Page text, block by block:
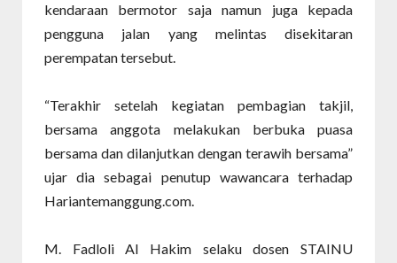
kendaraan bermotor saja namun juga kepada
pengguna jalan yang melintas disekitaran
perempatan tersebut.
“Terakhir setelah kegiatan pembagian takjil,
bersama anggota melakukan berbuka puasa
bersama dan dilanjutkan dengan terawih bersama”
ujar dia sebagai penutup wawancara terhadap
Hariantemanggung.com.
M. Fadloli Al Hakim selaku dosen STAINU